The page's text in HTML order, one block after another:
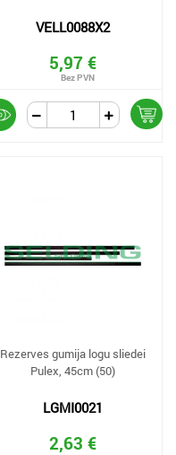
VELL0088X2
5,97 €
Rezerves gumija logu sliedei
Pulex, 45cm (50)
LGMI0021
2,63 €